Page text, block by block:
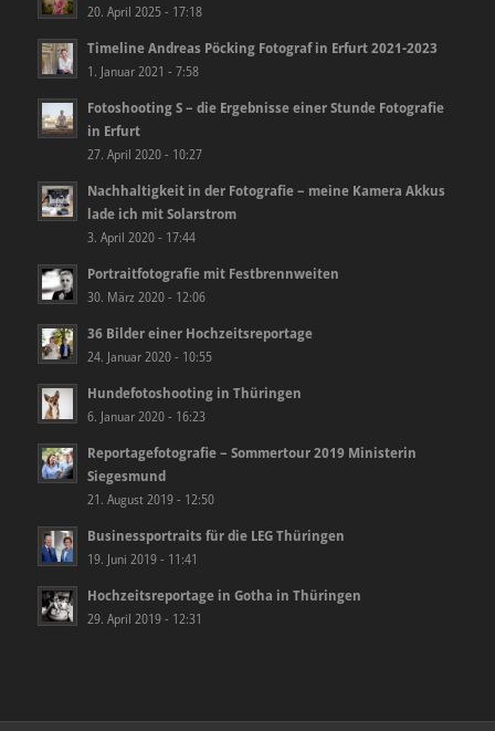
20. April 2025 - 17:18
Timeline Andreas Pöcking Fotograf in Erfurt 2021-2023
1. Januar 2021 - 7:58
Fotoshooting S – die Ergebnisse einer Stunde Fotografie
in Erfurt
27. April 2020 - 10:27
Nachhaltigkeit in der Fotografie – meine Kamera Akkus
lade ich mit Solarstrom
3. April 2020 - 17:44
Portraitfotografie mit Festbrennweiten
30. März 2020 - 12:06
36 Bilder einer Hochzeitsreportage
24. Januar 2020 - 10:55
Hundefotoshooting in Thüringen
6. Januar 2020 - 16:23
Reportagefotografie – Sommertour 2019 Ministerin
Siegesmund
21. August 2019 - 12:50
Businessportraits für die LEG Thüringen
19. Juni 2019 - 11:41
Hochzeitsreportage in Gotha in Thüringen
29. April 2019 - 12:31